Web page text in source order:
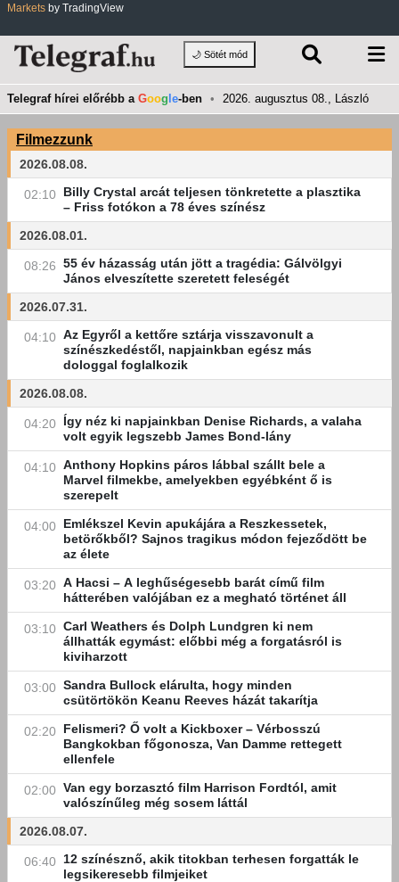
Markets by TradingView
🌙 Sötét mód
Telegraf hírei előrébb a Goog le-ben • 2026. augusztus 08., László
Filmezzunk
2026.08.08.
02:10 Billy Crystal arcát teljesen tönkretette a plasztika
– Friss fotókon a 78 éves színész
2026.08.01.
08:26 55 év házasság után jött a tragédia: Gálvölgyi
János elveszítette szeretett feleségét
2026.07.31.
04:10 Az Egyről a kettőre sztárja visszavonult a
színészkedéstől, napjainkban egész más
dologgal foglalkozik
2026.08.08.
04:20 Így néz ki napjainkban Denise Richards, a valaha
volt egyik legszebb James Bond-lány
04:10 Anthony Hopkins páros lábbal szállt bele a
Marvel filmekbe, amelyekben egyébként ő is
szerepelt
04:00 Emlékszel Kevin apukájára a Reszkessetek,
betörőkből? Sajnos tragikus módon fejeződött be
az élete
03:20 A Hacsi – A leghűségesebb barát című film
hátterében valójában ez a megható történet áll
03:10 Carl Weathers és Dolph Lundgren ki nem
állhatták egymást: előbbi még a forgatásról is
kiviharzott
03:00 Sandra Bullock elárulta, hogy minden
csütörtökön Keanu Reeves házát takarítja
02:20 Felismeri? Ő volt a Kickboxer – Vérbosszú
Bangkokban főgonosza, Van Damme rettegett
ellenfele
02:00 Van egy borzasztó film Harrison Fordtól, amit
valószínűleg még sosem láttál
2026.08.07.
06:40 12 színésznő, akik titokban terhesen forgatták le
legsikeresebb filmjeiket